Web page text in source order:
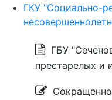
ГКУ "Социально-
ГБУ
престарелых и